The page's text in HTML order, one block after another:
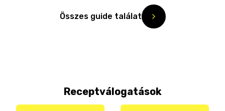
Összes guide találat
Receptválogatások